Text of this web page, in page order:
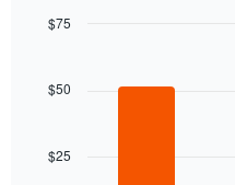
precio
una
de
El
gráfico
eje
with
El$25
$50
$75